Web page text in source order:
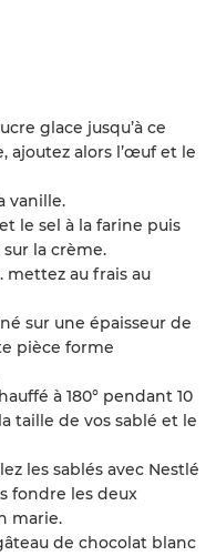
glace jusqu’à ce
ajoutez alors l’œuf et le
vanille.
le sel à la farine puis
la crème.
mettez au frais au
sur une épaisseur de
pièce forme
à 180° pendant 10
taille de vos sablé et le
les sablés avec Nestlé
fondre les deux
marie.
de chocolat blanc